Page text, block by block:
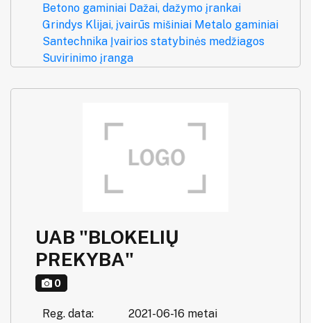
Betono gaminiai Dažai, dažymo įrankai
Grindys Klijai, įvairūs mišiniai Metalo gaminiai
Santechnika Įvairios statybinės medžiagos
Suvirinimo įranga
UAB "BLOKELIŲ
PREKYBA"
0
Reg. data:
2021-06-16 metai